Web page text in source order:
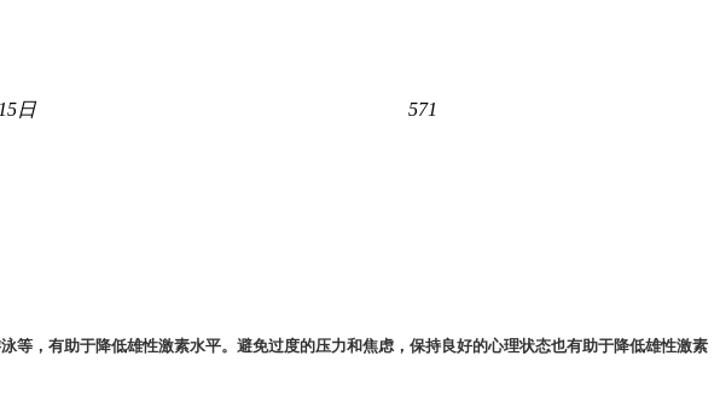
日 571
，有助于降低雄性激素水平。避免过度的压力和焦虑，保持良好的心理状态也有助于降低雄性激素